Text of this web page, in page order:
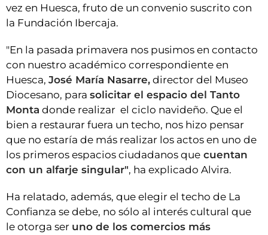
vez en Huesca, fruto de un convenio suscrito con
la Fundación Ibercaja.
"En la pasada primavera nos pusimos en contacto
con nuestro académico correspondiente en
Huesca, José María Nasarre, director del Museo
Diocesano, para solicitar el espacio del Tanto
Monta donde realizar el ciclo navideño. Que el
bien a restaurar fuera un techo, nos hizo pensar
que no estaría de más realizar los actos en uno de
los primeros espacios ciudadanos que cuentan
con un alfarje singular", ha explicado Alvira.
Ha relatado, además, que elegir el techo de La
Confianza se debe, no sólo al interés cultural que
le otorga ser uno de los comercios más